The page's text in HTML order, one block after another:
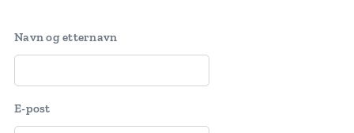
Navn og etternavn
E-post